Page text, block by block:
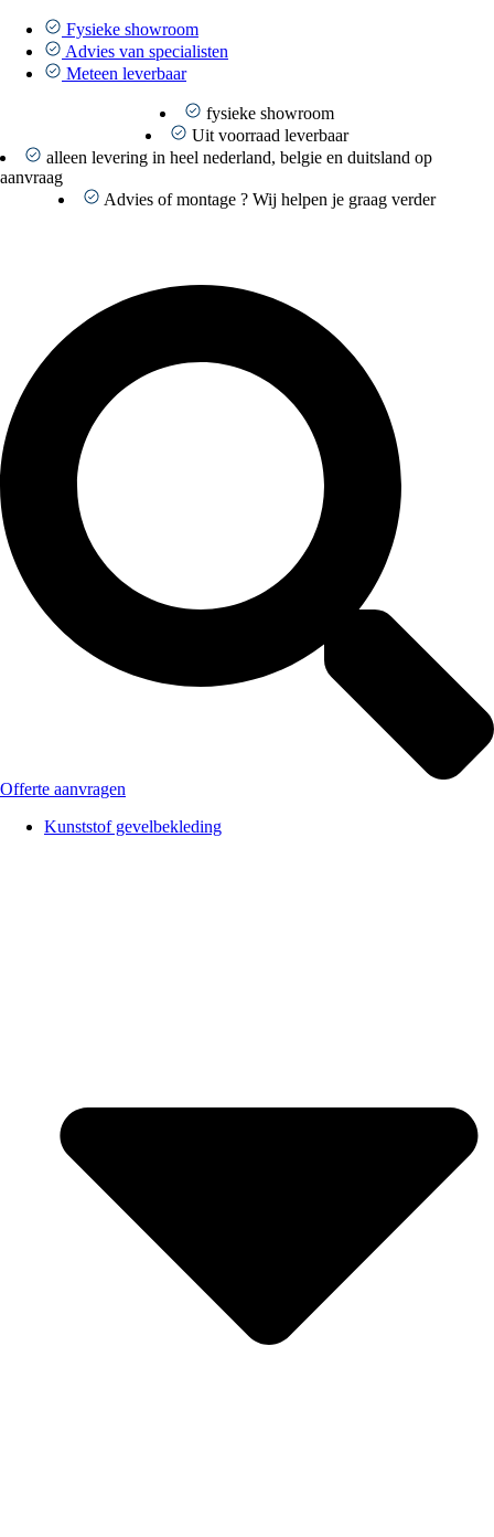
naar
inhoud
Fysieke showroom
Advies van specialisten
Meteen leverbaar
fysieke showroom
Uit voorraad leverbaar
alleen levering in heel nederland, belgie en duitsland op
aanvraag
Advies of montage ? Wij helpen je graag verder
Offerte aanvragen
Kunststof gevelbekleding